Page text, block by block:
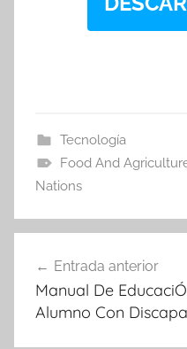
Tecnología
Food And
Nations
de
entradas
Entrada anterior
Manual De
Alumno Con